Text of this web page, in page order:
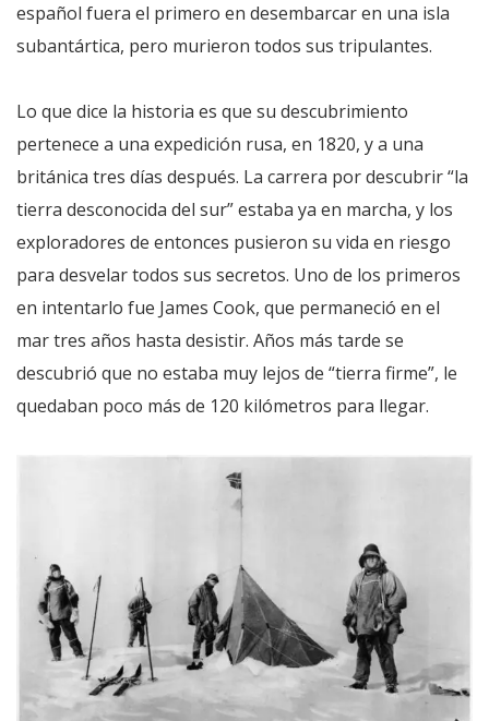
español fuera el primero en desembarcar en una isla
subantártica, pero murieron todos sus tripulantes.
Lo que dice la historia es que su descubrimiento
pertenece a una expedición rusa, en 1820, y a una
británica tres días después. La carrera por descubrir “la
tierra desconocida del sur” estaba ya en marcha, y los
exploradores de entonces pusieron su vida en riesgo
para desvelar todos sus secretos. Uno de los primeros
en intentarlo fue James Cook, que permaneció en el
mar tres años hasta desistir. Años más tarde se
descubrió que no estaba muy lejos de “tierra firme”, le
quedaban poco más de 120 kilómetros para llegar.